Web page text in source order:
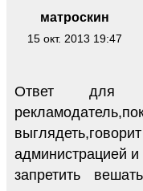
матроскин
15 окт. 2013 19:47
Ответ для
администрацией
запретить